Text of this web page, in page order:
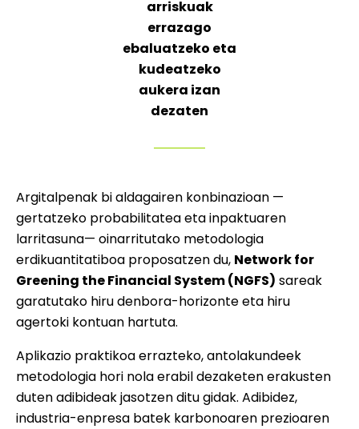
arriskuak
errazago
ebaluatzeko eta
kudeatzeko
aukera izan
dezaten
Argitalpenak bi aldagairen konbinazioan —
gertatzeko probabilitatea eta inpaktuaren
larritasuna— oinarritutako metodologia
erdikuantitatiboa proposatzen du, Network for
Greening the Financial System (NGFS) sareak
garatutako hiru denbora-horizonte eta hiru
agertoki kontuan hartuta.
Aplikazio praktikoa errazteko, antolakundeek
metodologia hori nola erabil dezaketen erakusten
duten adibideak jasotzen ditu gidak. Adibidez,
industria-enpresa batek karbonoaren prezioaren